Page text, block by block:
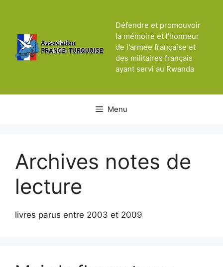
Défendre et promouvoir
la mémoire et l'honneur
de l'armée française et
des militaires français
ayant servi au Rwanda
Menu
Archives notes de
lecture
livres parus entre 2003 et 2009